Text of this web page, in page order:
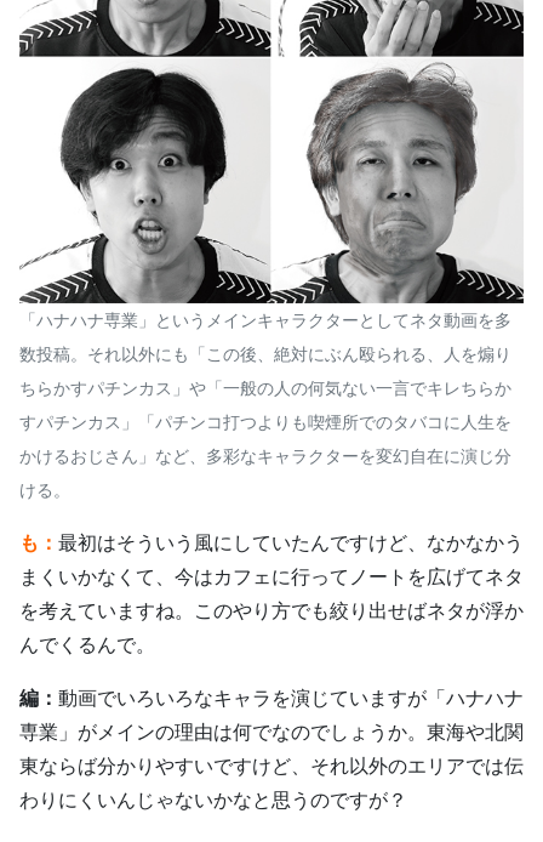
「ハナハナ専業」というメインキャラクターとしてネタ動画を多
数投稿。それ以外にも「この後、絶対にぶん殴られる、人を煽り
ちらかすパチンカス」や「一般の人の何気ない一言でキレちらか
すパチンカス」「パチンコ打つよりも喫煙所でのタバコに人生を
かけるおじさん」など、多彩なキャラクターを変幻自在に演じ分
ける。
も： 最初はそういう風にしていたんですけど、なかなかう
まくいかなくて、今はカフェに行ってノートを広げてネタ
を考えていますね。このやり方でも絞り出せばネタが浮か
んでくるんで。
編： 動画でいろいろなキャラを演じていますが「ハナハナ
専業」がメインの理由は何でなのでしょうか。東海や北関
東ならば分かりやすいですけど、それ以外のエリアでは伝
わりにくいんじゃないかなと思うのですが？